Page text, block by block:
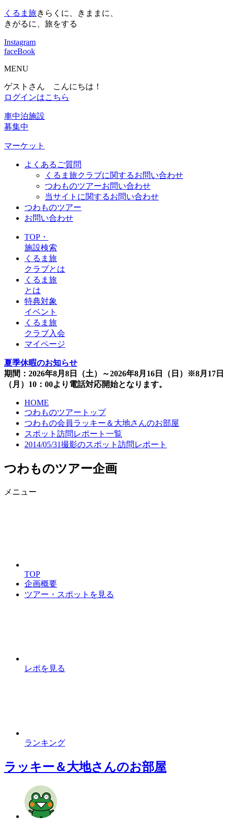
くるま旅きらくに、きままに、
きがるに、旅をする
Instagram
faceBook
MENU
ゲストさん こんにちは！
ログインはこちら
車中泊施設
募集中
マーケット
よくあるご質問
くるま旅クラブに関するお問い合わせ
つわものツアーお問い合わせ
当サイトに関するお問い合わせ
つわものツアー
お問い合わせ
TOP・
施設検索
くるま旅
クラブとは
くるま旅
とは
特典対象
イベント
くるま旅
クラブ入会
マイページ
夏季休暇のお知らせ
期間：2026年8月8日（土）～2026年8月16日（日）※8月17日
（月）10：00より電話対応開始となります。
HOME
つわものツアートップ
つわもの会員ラッキー＆大地さんのお部屋
スポット訪問レポート一覧
2014/05/31撮影のスポット訪問レポート
つわものツアー企画
メニュー
TOP
企画概要
ツアー・スポットを見る
レポを見る
ランキング
ラッキー＆大地さんのお部屋